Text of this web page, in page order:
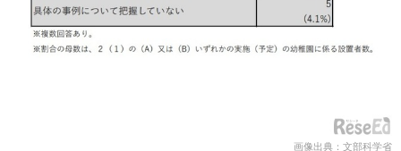
画像出典：文部科学省